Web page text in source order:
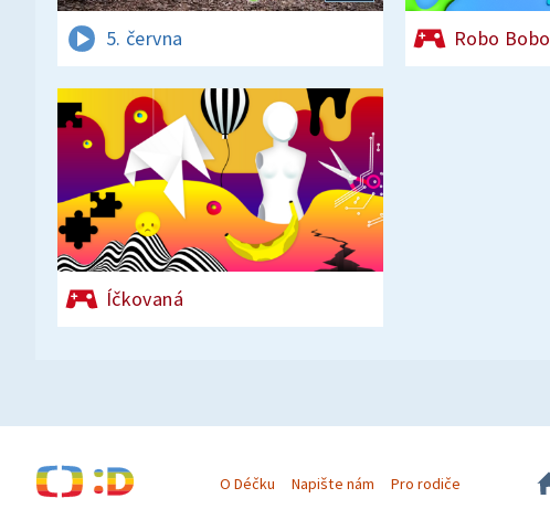
5. června Robo Bobo
Íčkovaná
O Déčku Napište nám Pro rodiče